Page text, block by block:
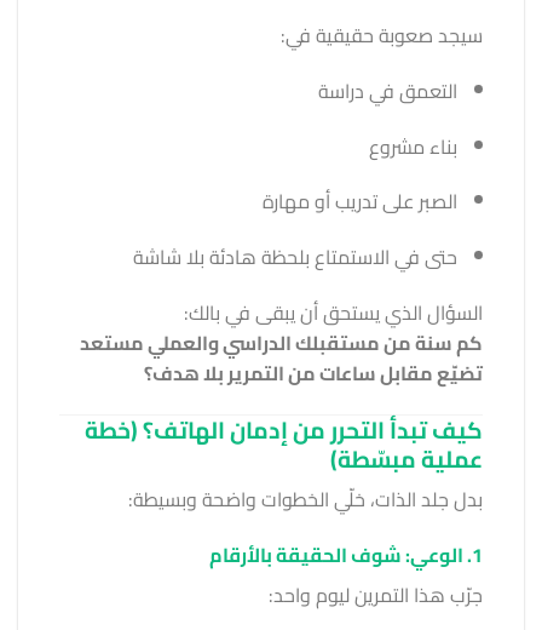
سيجد صعوبة حقيقية في:
التعمق في دراسة
بناء مشروع
الصبر على تدريب أو مهارة
حتى في الاستمتاع بلحظة هادئة بلا شاشة
السؤال الذي يستحق أن يبقى في بالك:
كم سنة من مستقبلك الدراسي والعملي مستعد
تضيّع مقابل ساعات من التمرير بلا هدف؟
كيف تبدأ التحرر من إدمان الهاتف؟ (خطة
عملية مبسّطة)
بدل جلد الذات، خلّي الخطوات واضحة وبسيطة:
1. الوعي: شوف الحقيقة بالأرقام
جرّب هذا التمرين ليوم واحد: